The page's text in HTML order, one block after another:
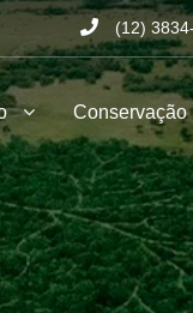
(12)
Conservação